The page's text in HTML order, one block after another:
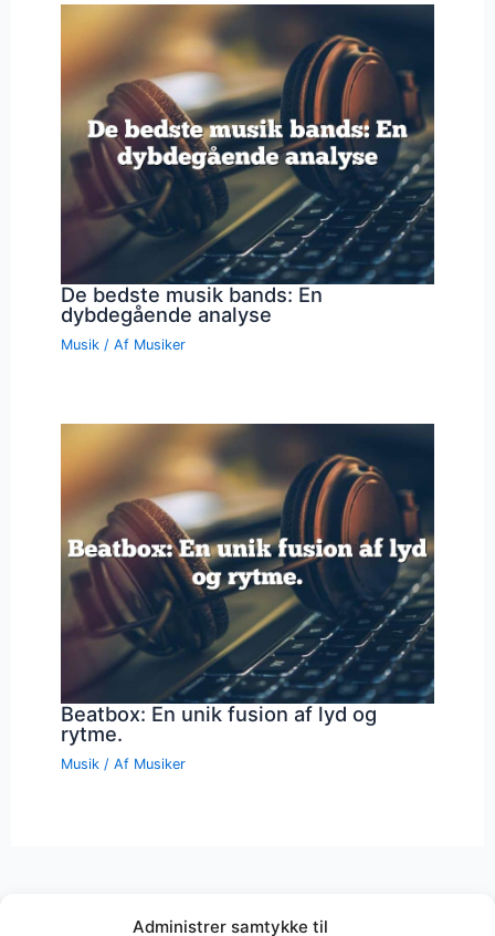
Administrer samtykke til
De bedste musik bands: En
dybdegående analyse
Musik / Af Musiker
Beatbox: En unik fusion af lyd og
rytme.
Musik / Af Musiker